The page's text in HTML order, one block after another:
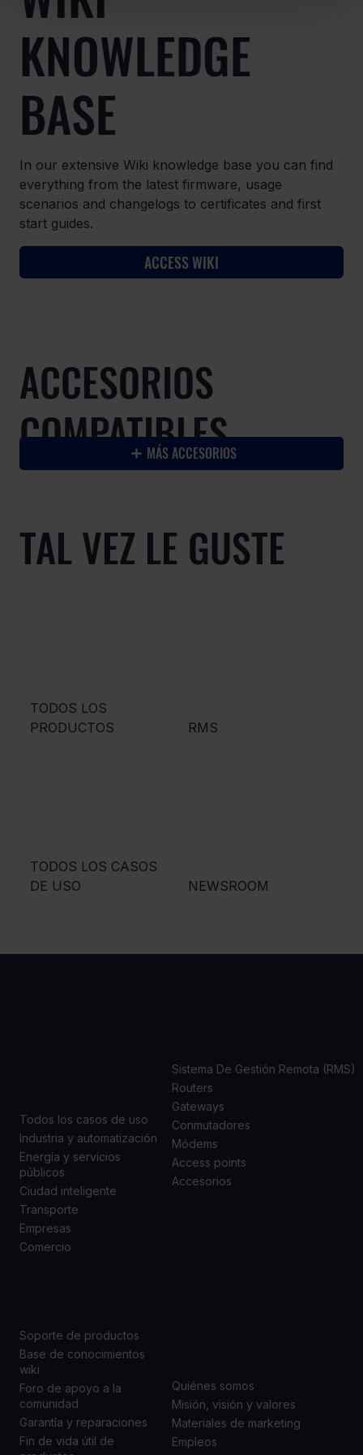
KNOWLEDGE
BASE
In our extensive Wiki knowledge base you can find
everything from the latest firmware, usage
scenarios and changelogs to certificates and first
start guides.
ACCESS WIKI
ACCESORIOS
COMPATIBLES
MÁS ACCESORIOS
TAL VEZ LE GUSTE
TODOS LOS
PRODUCTOS
RMS
TODOS LOS CASOS
DE USO
NEWSROOM
Todos los casos de uso
Industria y automatización
Energía y servicios
públicos
Ciudad inteligente
Transporte
Empresas
Comercio
Sistema De Gestión Remota (RMS)
Routers
Gateways
Conmutadores
Módems
Access points
Accesorios
Soporte de productos
Base de conocimientos
wiki
Foro de apoyo a la
comunidad
Garantía y reparaciones
Fin de vida útil de
Quiénes somos
Misión, visión y valores
Materiales de marketing
Empleos